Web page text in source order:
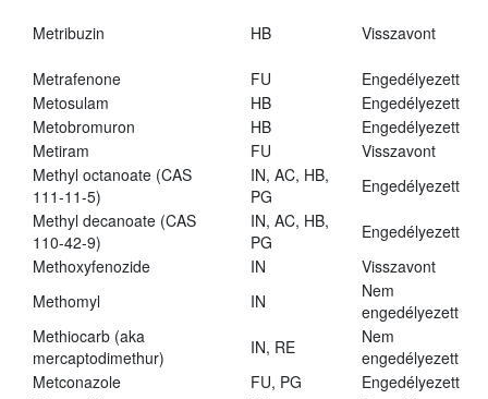
Metribuzin HB Visszavont
Metrafenone FU
Engedélyezett
Metosulam
HB
Engedélyezett
Metobromuron
HB
Engedélyezett
Metiram
FU
Visszavont
Methyl octanoate (CAS
111-11-5)
IN, AC, HB,
PG
Engedélyezett
Methyl decanoate (CAS
110-42-9)
IN, AC, HB,
PG
Engedélyezett
Methoxyfenozide
IN
Visszavont
Methomyl
IN
Nem
engedélyezett
Methiocarb (aka
mercaptodimethur)
IN, RE
Nem
engedélyezett
Metconazole
FU, PG
Engedélyezett